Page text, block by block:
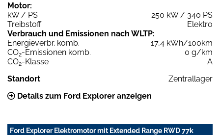
Motor:
kW / PS
250 kW / 340 PS
Treibstoff
Elektro
Verbrauch und Emissionen nach WLTP:
Energieverbr. komb.
17,4 kWh/100km
CO2-Emissionen komb.
0 g/km
CO2-Klasse
A
Standort
Zentrallager
Details zum Ford Explorer anzeigen
Ford Explorer Elektromotor mit Extended Range RWD 77k